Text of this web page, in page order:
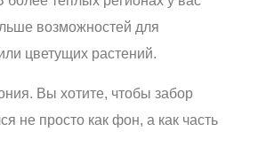
возможностей для
цветущих растений.
Вы хотите, чтобы забор
не просто как фон, а как часть